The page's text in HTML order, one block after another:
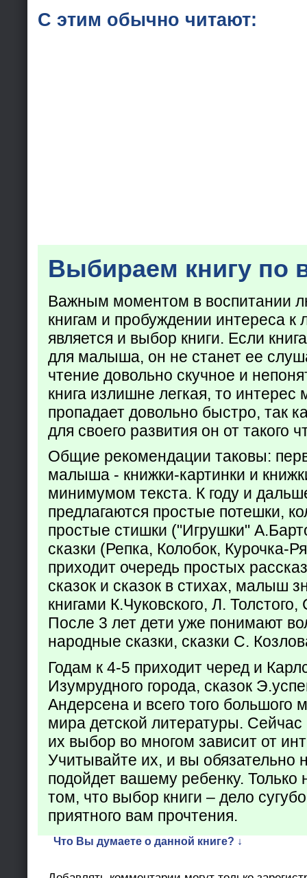
С этим обычно читают:
Выбираем книгу по
Важным моментом в воспитании
книгам и пробуждении интереса к
является и выбор книги. Если
для малыша, он не станет ее
чтение довольно скучное и
книга излишне легкая, то
пропадает довольно быстро, так
для своего развития он от такого
Общие рекомендации таковы:
малыша - книжки-картинки и
минимумом текста. К году и
предлагаются простые потешки,
простые стишки ("Игрушки"
сказки (Репка, Колобок, Курочка-
приходит очередь простых
сказок и сказок в стихах, малыш
книгами К.Чуковского, Л.
После 3 лет дети уже понимают
народные сказки, сказки С.
Годам к 4-5 приходит черед и
Изумрудного города, сказок
Андерсена и всего того большого
мира детской литературы. Сейчас
их выбор во многом зависит от
Учитывайте их, и вы обязательно
подойдет вашему ребенку. Только
том, что выбор книги – дело
приятного вам прочтения.
Что Вы думаете о данной книге? ↓